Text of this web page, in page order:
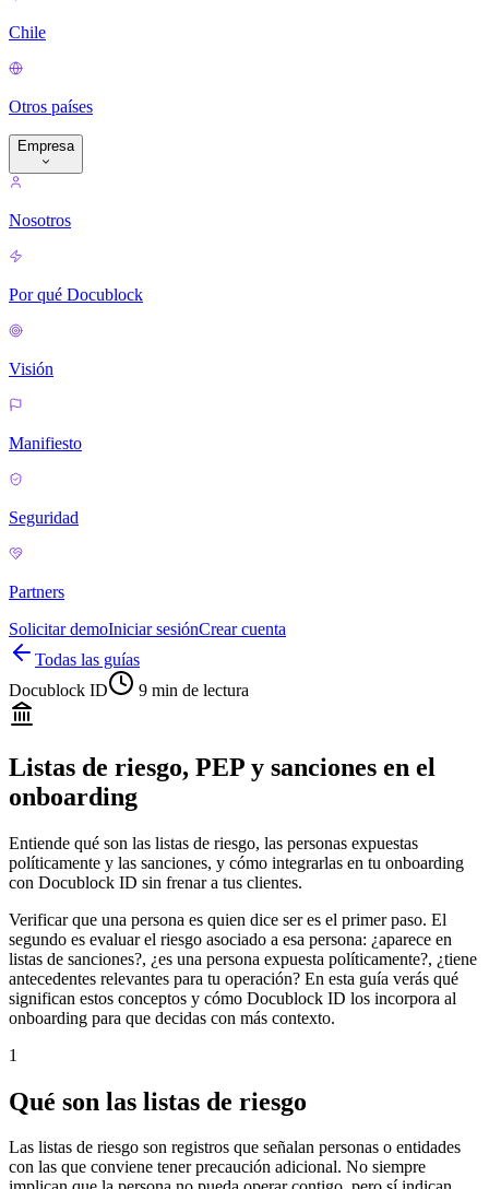
Chile
Otros países
Empresa
Nosotros
Por qué Docublock
Visión
Manifiesto
Seguridad
Partners
Solicitar demoIniciar sesiónCrear cuenta
Todas las guías
Docublock ID
9 min de lectura
Listas de riesgo, PEP y sanciones en el
onboarding
Entiende qué son las listas de riesgo, las personas expuestas
políticamente y las sanciones, y cómo integrarlas en tu onboarding
con Docublock ID sin frenar a tus clientes.
Verificar que una persona es quien dice ser es el primer paso. El
segundo es evaluar el riesgo asociado a esa persona: ¿aparece en
listas de sanciones?, ¿es una persona expuesta políticamente?, ¿tiene
antecedentes relevantes para tu operación? En esta guía verás qué
significan estos conceptos y cómo Docublock ID los incorpora al
onboarding para que decidas con más contexto.
1
Qué son las listas de riesgo
Las listas de riesgo son registros que señalan personas o entidades
con las que conviene tener precaución adicional. No siempre